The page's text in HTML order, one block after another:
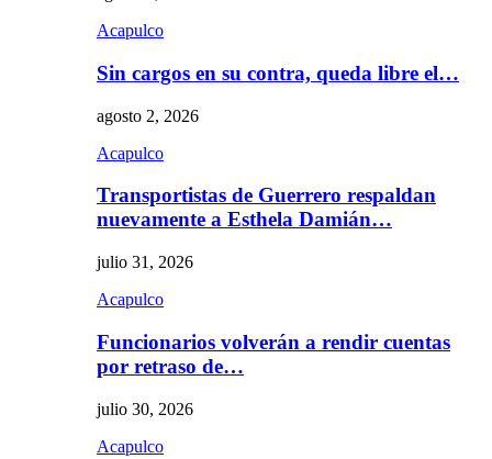
Acapulco
Sin cargos en su contra, queda libre el…
agosto 2, 2026
Acapulco
Transportistas de Guerrero respaldan
nuevamente a Esthela Damián…
julio 31, 2026
Acapulco
Funcionarios volverán a rendir cuentas
por retraso de…
julio 30, 2026
Acapulco